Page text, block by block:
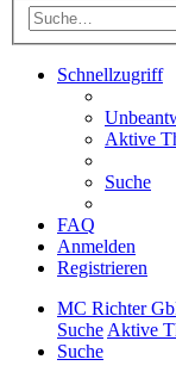
Schnellzugriff
Aktive
Suche
FAQ
Anmelden
Registrieren
MC Richter
SucheAktive
Suche